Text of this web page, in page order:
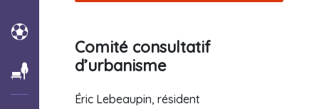
Comité consultatif
d’urbanisme
Éric Lebeaupin, résident